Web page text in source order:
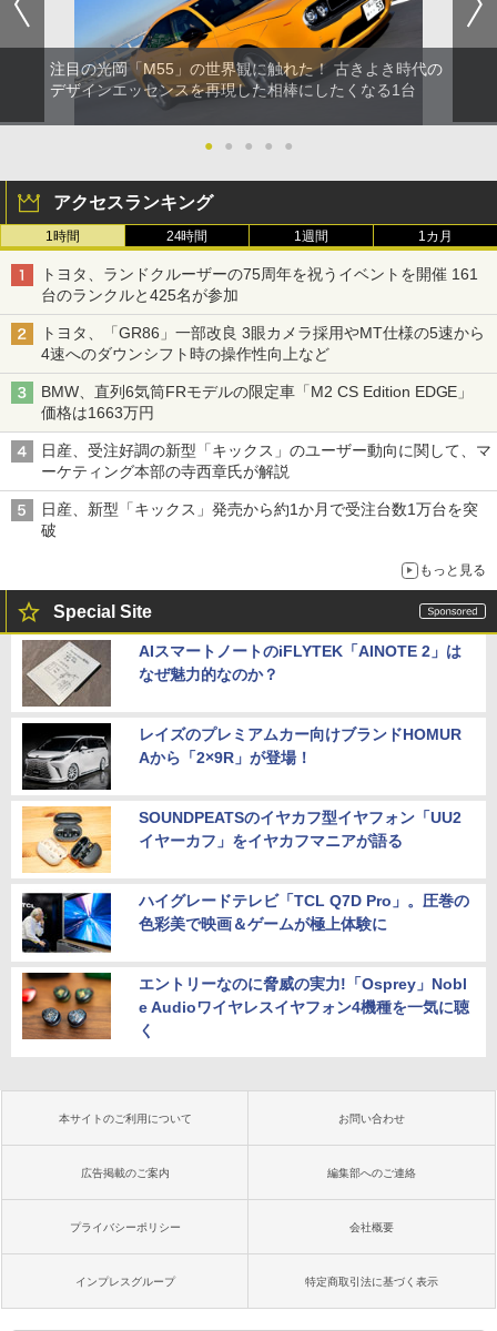
注目の光岡「M55」の世界観に触れた！ 古きよき時代の
デザインエッセンスを再現した相棒にしたくなる1台
● ● ● ● ●
アクセスランキング
1時間 24時間 1週間 1カ月
トヨタ、ランドクルーザーの75周年を祝うイベントを開催 161
台のランクルと425名が参加
トヨタ、「GR86」一部改良 3眼カメラ採用やMT仕様の5速から
4速へのダウンシフト時の操作性向上など
BMW、直列6気筒FRモデルの限定車「M2 CS Edition EDGE」
価格は1663万円
日産、受注好調の新型「キックス」のユーザー動向に関して、マ
ーケティング本部の寺西章氏が解説
日産、新型「キックス」発売から約1か月で受注台数1万台を突
破
もっと見る
Special Site
AIスマートノートのiFLYTEK「AINOTE 2」は
なぜ魅力的なのか？
レイズのプレミアムカー向けブランドHOMUR
Aから「2×9R」が登場！
SOUNDPEATSのイヤカフ型イヤフォン「UU2
イヤーカフ」をイヤカフマニアが語る
ハイグレードテレビ「TCL Q7D Pro」。圧巻の
色彩美で映画＆ゲームが極上体験に
エントリーなのに脅威の実力!「Osprey」Nobl
e Audioワイヤレスイヤフォン4機種を一気に聴
く
本サイトのご利用について お問い合わせ
広告掲載のご案内 編集部へのご連絡
プライバシーポリシー 会社概要
インプレスグループ 特定商取引法に基づく表示